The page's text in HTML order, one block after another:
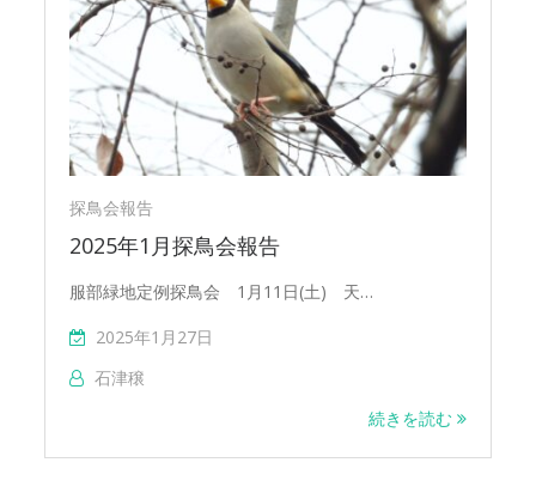
探鳥会報告
2025年1月探鳥会報告
服部緑地定例探鳥会 1月11日(土) 天…
2025年1月27日
石津穣
続きを読む